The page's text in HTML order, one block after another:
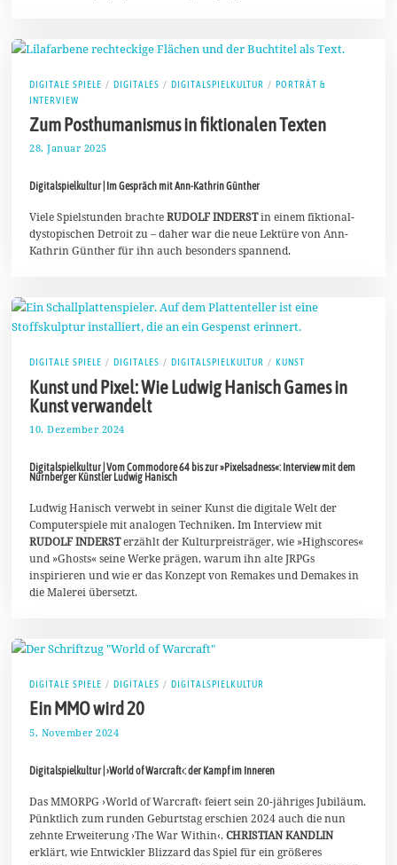
DIGITALE SPIELE / DIGITALES / DIGITALSPIELKULTUR / PORTRÄT &
INTERVIEW
Zum Posthumanismus in fiktionalen Texten
28. Januar 2025
e
r
u
a
r
5
Digitalspielkultur | Im Gespräch mit Ann-Kathrin Günther
Viele Spielstunden brachteRUDOLF INDERSTin einem fiktional-
dystopischen Detroit zu – daher war die neue Lektüre von Ann-
Kathrin Günther für ihn auch besonders spannend.
DIGITALE SPIELE / DIGITALES / DIGITALSPIELKULTUR / KUNST
Kunst und Pixel: Wie Ludwig Hanisch Games in
Kunst verwandelt
10. Dezember 2024
D
e
e
m
e
r
2
0
Digitalspielkultur | Vom Commodore 64 bis zur »Pixelsadness«: Interview mit dem
Nürnberger Künstler Ludwig Hanisch
Ludwig Hanisch verwebt in seiner Kunst die digitale Welt der
Computerspiele mit analogen Techniken. Im Interview mit
RUDOLF INDERSTerzählt der Kulturpreisträger, wie »Highscores«
und »Ghosts« seine Werke prägen, warum ihn alte JRPGs
inspirieren und wie er das Konzept von Remakes und Demakes in
die Malerei übersetzt.
DIGITALE SPIELE / DIGITALES / DIGITALSPIELKULTUR
Ein MMO wird 20
5. November 2024
N
v
m
b
e
Digitalspielkultur | ›World of Warcraft‹: der Kampf im Inneren
Das MMORPG ›World of Warcraft‹ feiert sein 20-jähriges Jubiläum.
Pünktlich zum runden Geburtstag erschien 2024 auch die nun
zehnte Erweiterung ›The War Within‹.CHRISTIAN KANDLIN
erklärt, wie Entwickler Blizzard das Spiel für ein größeres